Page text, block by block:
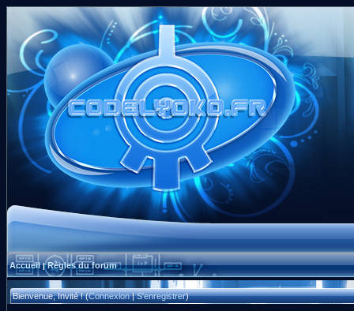
Accueil|Règles du forum
Bienvenue, Invité ! (Connexion|S'enregistrer)